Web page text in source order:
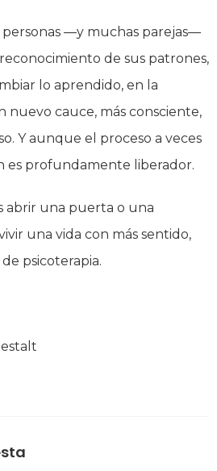
—y muchas parejas—
de sus patrones,
lo aprendido, en la
nuevo cauce, más consciente,
Y aunque el proceso a veces
es profundamente liberador.
abrir una puerta o una
una vida con más sentido,
psicoterapia.